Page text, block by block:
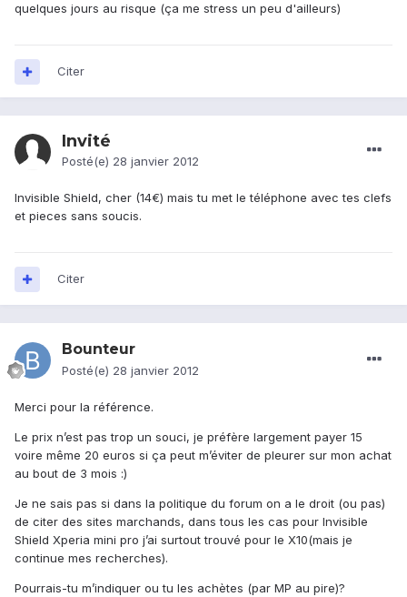
quelques jours au risque (ça me stress un peu d'ailleurs)
Citer
Invité
Posté(e) 28 janvier 2012
Invisible Shield, cher (14€) mais tu met le téléphone avec tes clefs
et pieces sans soucis.
Citer
Bounteur
Posté(e) 28 janvier 2012
Merci pour la référence.
Le prix n’est pas trop un souci, je préfère largement payer 15
voire même 20 euros si ça peut m’éviter de pleurer sur mon achat
au bout de 3 mois :)
Je ne sais pas si dans la politique du forum on a le droit (ou pas)
de citer des sites marchands, dans tous les cas pour Invisible
Shield Xperia mini pro j’ai surtout trouvé pour le X10(mais je
continue mes recherches).
Pourrais-tu m’indiquer ou tu les achètes (par MP au pire)?